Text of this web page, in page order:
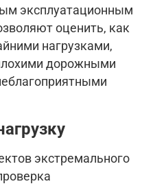
эксплуатационным
оценить, как
нагрузками,
дорожными
экстремального